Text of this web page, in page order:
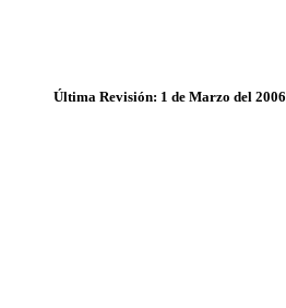
Última Revisión: 1 de Marzo del 2006